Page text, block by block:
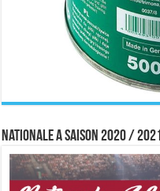
Nationale A saison 2020 / 2021